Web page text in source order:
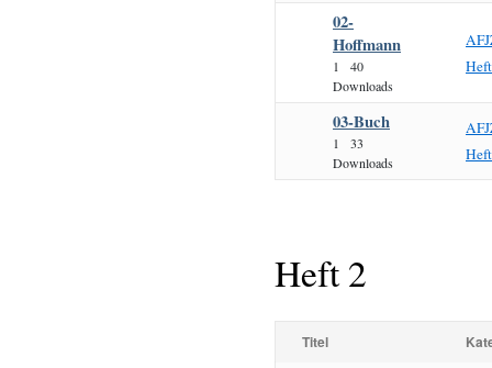
02-
Hoffmann
1
40
Downloads
03-Buch
1
33
Downloads
Heft 2
Titel